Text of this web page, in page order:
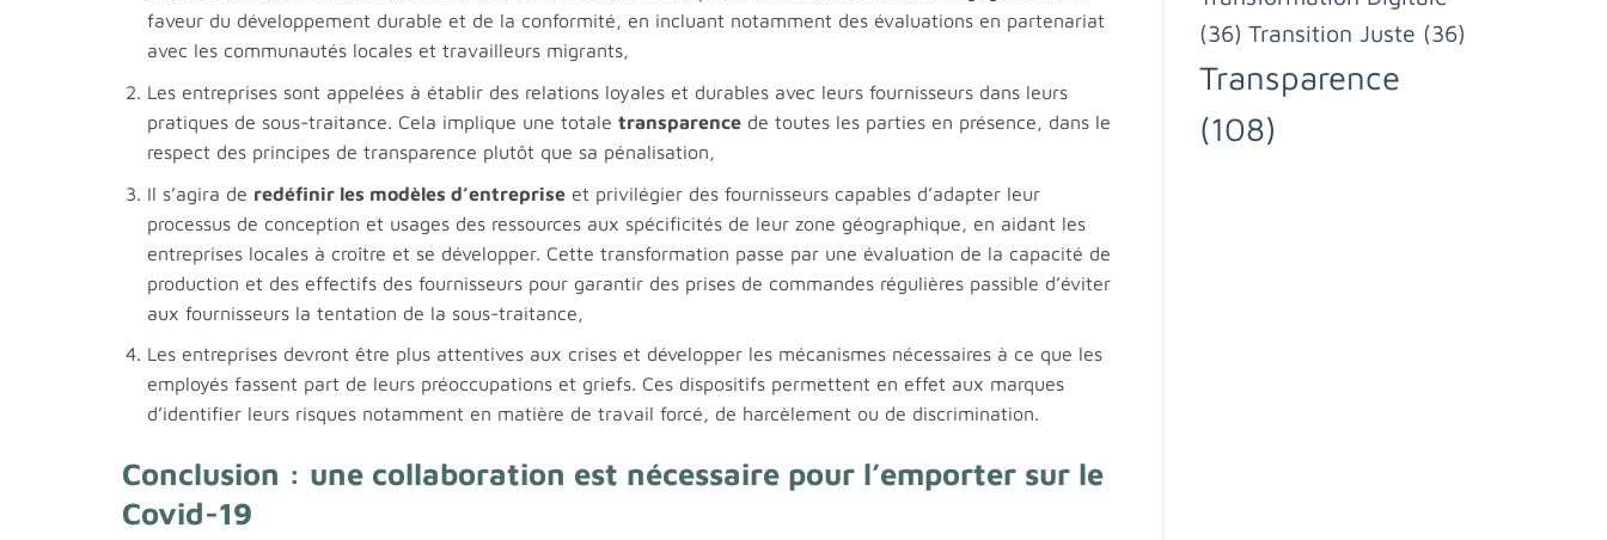
faveur du développement durable et de la conformité, en incluant notamment des évaluations en partenariat
avec les communautés locales et travailleurs migrants,
Les entreprises sont appelées à établir des relations loyales et durables avec leurs fournisseurs dans leurs
pratiques de sous-traitance. Cela implique une totale transparencede toutes les parties en présence, dans le
respect des principes de transparence plutôt que sa pénalisation,
Il s’agira de redéfinir les modèles d’entrepriseet privilégier des fournisseurs capables d’adapter leur
processus de conception et usages des ressources aux spécificités de leur zone géographique, en aidant les
entreprises locales à croître et se développer. Cette transformation passe par une évaluation de la capacité de
production et des effectifs des fournisseurs pour garantir des prises de commandes régulières passible d’éviter
aux fournisseurs la tentation de la sous-traitance,
Les entreprises devront être plus attentives aux crises et développer les mécanismes nécessaires à ce que les
employés fassent part de leurs préoccupations et griefs. Ces dispositifs permettent en effet aux marques
d’identifier leurs risques notamment en matière de travail forcé, de harcèlement ou de discrimination.
Conclusion : une collaboration est nécessaire pour l’emporter sur le
Covid-19
(36) Transition Juste (36)
Transparence
(108)